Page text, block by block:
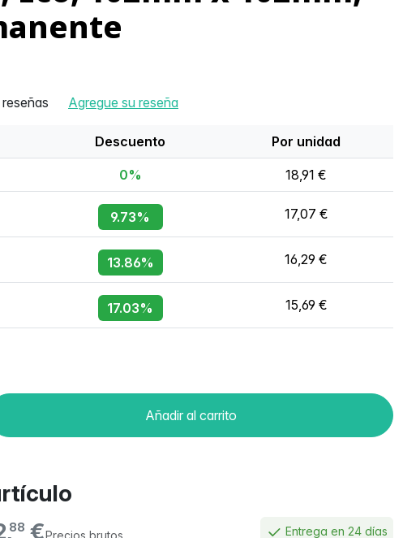
Agregue su reseña
Descuento Por unidad
0% 18,91 €
9.73% 17,07 €
13.86% 16,29 €
17.03% 15,69 €
Añadir al carrito
88 € Entrega en 24 días